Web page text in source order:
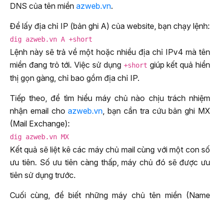
DNS của tên miền azweb.vn.
Để lấy địa chỉ IP (bản ghi A) của website, bạn chạy lệnh:
dig azweb.vn A +short
Lệnh này sẽ trả về một hoặc nhiều địa chỉ IPv4 mà tên
miền đang trỏ tới. Việc sử dụng +short giúp kết quả hiển
thị gọn gàng, chỉ bao gồm địa chỉ IP.
Tiếp theo, để tìm hiểu máy chủ nào chịu trách nhiệm
nhận email choazweb.vn , bạn cần tra cứu bản ghi MX
(Mail Exchange):
dig azweb.vn MX
Kết quả sẽ liệt kê các máy chủ mail cùng với một con số
ưu tiên. Số ưu tiên càng thấp, máy chủ đó sẽ được ưu
tiên sử dụng trước.
Cuối cùng, để biết những máy chủ tên miền (Name